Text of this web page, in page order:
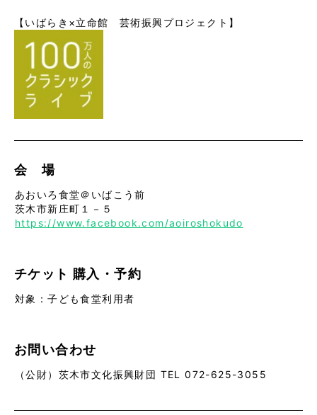
【いばらき×立命館 芸術振興プロジェクト】
会 場
あおいろ食堂＠いばこう前
茨木市新庄町１－５
https://www.facebook.com/aoiroshokudo
チケット 購入・予約
対象：子ども食堂利用者
お問い合わせ
（公財）茨木市文化振興財団 TEL 072-625-3055